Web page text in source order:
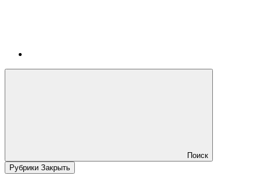
Поиск
Рубрики Закрыть